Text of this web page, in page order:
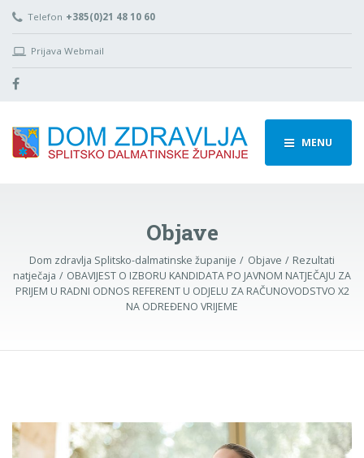
Telefon +385(0)21 48 10 60
Prijava Webmail
MENU
Objave
Dom zdravlja Splitsko-dalmatinske županije Objave
Rezultati
natječaja
OBAVIJEST O IZBORU KANDIDATA PO JAVNOM NATJEČAJU ZA
PRIJEM U RADNI ODNOS REFERENT U ODJELU ZA RAČUNOVODSTVO X2
NA ODREĐENO VRIJEME